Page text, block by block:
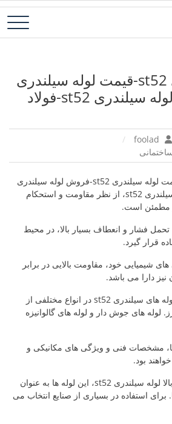
تسمه آلیاژی-ورق آلیاژی-لوله آلیاژی-نبشی
لوله سیلندری st52-قیمت لوله سیلندری
st52-فروش لوله سیلندری st52-فولاد
لوله سیلندری st52-قیمت لوله سیلندری st52-فروش لوله سیلندری
st52-فولاد st52.لوله سیلندری st52، از نظر مقاومت و استحکام
مطمئن است.
تحمل فشار و انعطاف بسیار بالا، در محیط
قرار گیرد.
شیمیایی خود، مقاومت بالایی در برابر
دارا می باشد.
لازم به بیان است که لوله های سیلندری st52 در انواع مختلفی از
لوله های جوش دار و لوله های گالوانیزه
مشخصات فنی و ویژگی های مکانیکی و
بود.
با توجه به ویژگی های بالا لوله سیلندری st52، این لوله ها به عنوان
برای استفاده در بسیاری از صنایع انتخاب می